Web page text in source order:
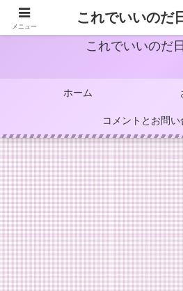
これでいいのだ
ホーム
コメントとお問い
メニュー
これでいいのだ